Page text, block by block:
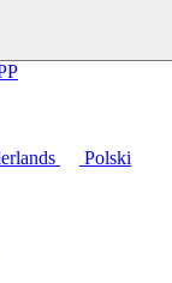
Polski